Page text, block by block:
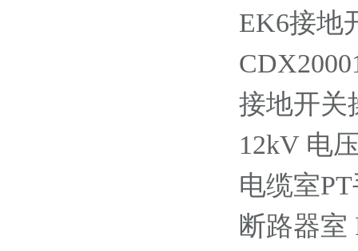
EK6接地
接地开关
12kV 电
电缆室PT
断路器室